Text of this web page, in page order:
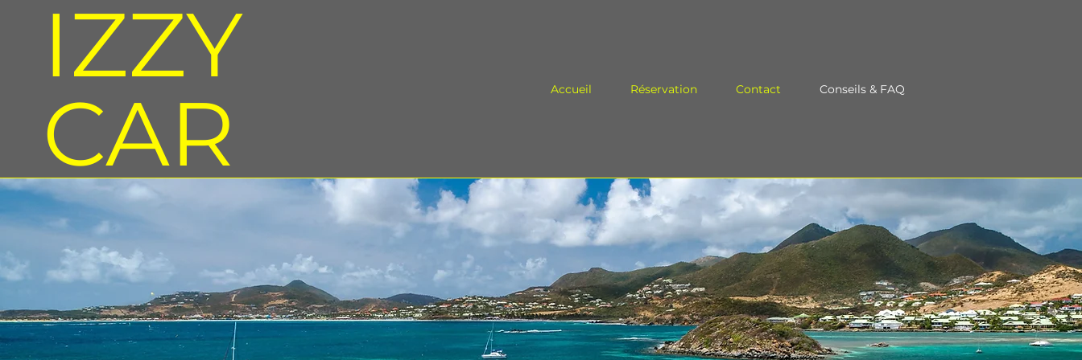
IZZY
CAR
Accueil Réservation Contact Conseils & FAQ